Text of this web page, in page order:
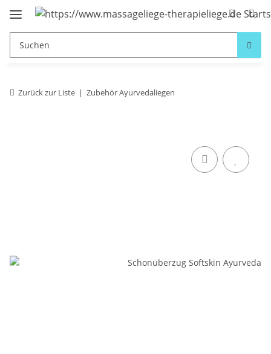
Zurück zur Liste Zubehör Ayurvedaliegen